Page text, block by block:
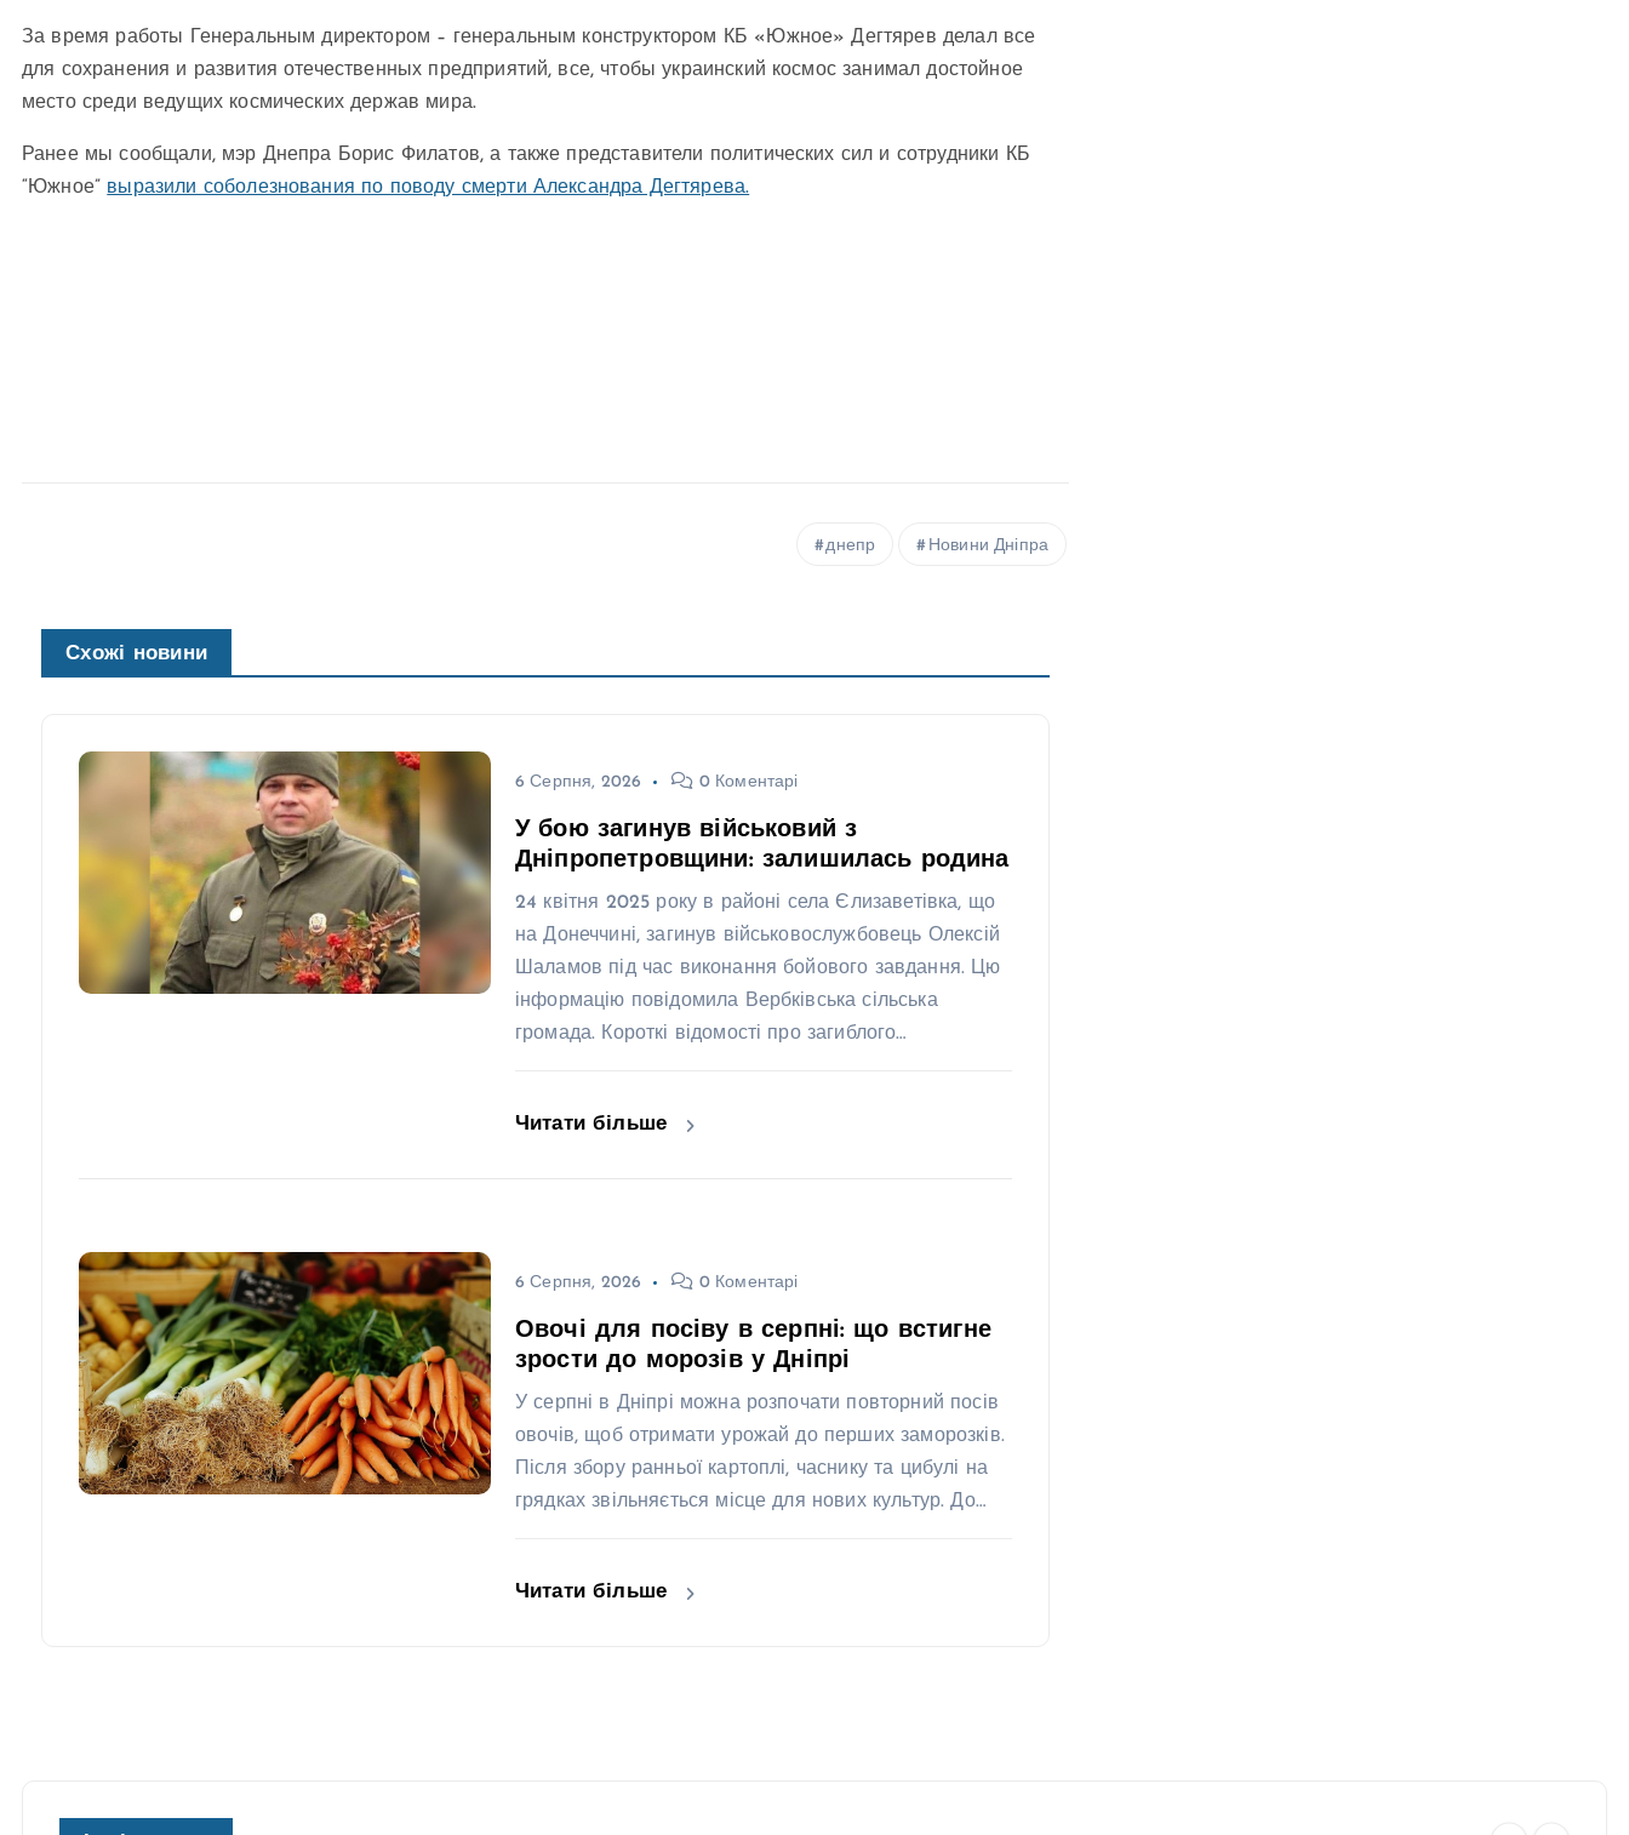
За время работы Генеральным директором – генеральным конструктором КБ «Южное» Дегтярев делал все
для сохранения и развития отечественных предприятий, все, чтобы украинский космос занимал достойное
место среди ведущих космических держав мира.
Ранее мы сообщали, мэр Днепра Борис Филатов, а также представители политических сил и сотрудники КБ
“Южное” выразили соболезнования по поводу смерти Александра Дегтярева.
днепр Новини Дніпра
Схожі новини
6 Серпня, 2026 0 Коментарі
У бою загинув військовий з
Дніпропетровщини: залишилась родина
24 квітня 2025 року в районі села Єлизаветівка, що
на Донеччині, загинув військовослужбовець Олексій
Шаламов під час виконання бойового завдання. Цю
інформацію повідомила Вербківська сільська
громада. Короткі відомості про загиблого…
Читати більше
6 Серпня, 2026 0 Коментарі
Овочі для посіву в серпні: що встигне
зрости до морозів у Дніпрі
У серпні в Дніпрі можна розпочати повторний посів
овочів, щоб отримати урожай до перших заморозків.
Після збору ранньої картоплі, часнику та цибулі на
грядках звільняється місце для нових культур. До…
Читати більше